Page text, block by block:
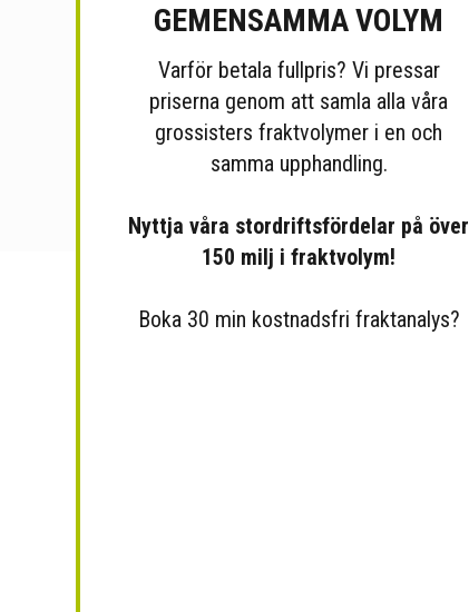
GEMENSAMMA VOLYM
Varför betala fullpris? Vi pressar
priserna genom att samla alla våra
grossisters fraktvolymer i en och
samma upphandling.
Nyttja våra stordriftsfördelar på över
150 milj i fraktvolym!
Boka 30 min kostnadsfri fraktanalys?